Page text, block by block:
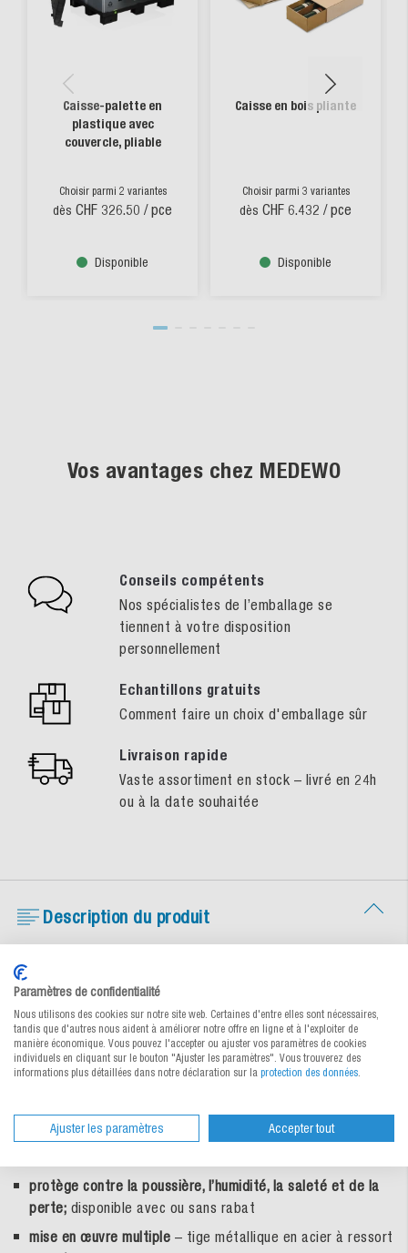
Caisse-palette en
plastique avec
couvercle, pliable
Choisir parmi 2 variantes
dès CHF 326.50 / pce
Disponible
Caisse en bois pliante
Choisir parmi 3 variantes
dès CHF 6.432 / pce
Disponible
Vos avantages chez MEDEWO
Conseils compétents
Nos spécialistes de l’emballage se
tiennent à votre disposition
personnellement
Echantillons gratuits
Comment faire un choix d'emballage sûr
Livraison rapide
Vaste assortiment en stock – livré en 24h
ou à la date souhaitée
Description du produit
Pochette avec tiges métalliques
Universal
Optimal pour vos marquages et inscriptions. Pochette avec
tiges métalliques robuste et universelle au format A4 et A5,
documents sur des caisses grillagées, des boîtes en bois, des
cartons, des conteneurs, etc. dans la production, le stockage
et le transport.
protège contre la poussière, l’humidité, la saleté et de la
perte; disponible avec ou sans rabat
mise en œuvre multiple – tige métallique en acier à ressort
Paramètres de confidentialité
Nous utilisons des cookies sur notre site web. Certaines d'entre elles sont nécessaires,
tandis que d'autres nous aident à améliorer notre offre en ligne et à l'exploiter de
manière économique. Vous pouvez l'accepter ou ajuster vos paramètres de cookies
individuels en cliquant sur le bouton "Ajuster les paramètres". Vous trouverez des
informations plus détaillées dans notre déclaration sur la protection des données.
Ajuster les paramètres Accepter tout